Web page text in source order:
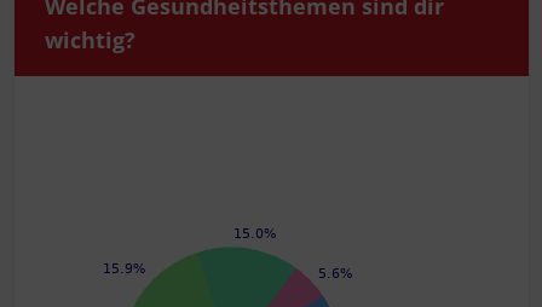
Wel­che Gesund­heits­the­men sind dir
wichtig?